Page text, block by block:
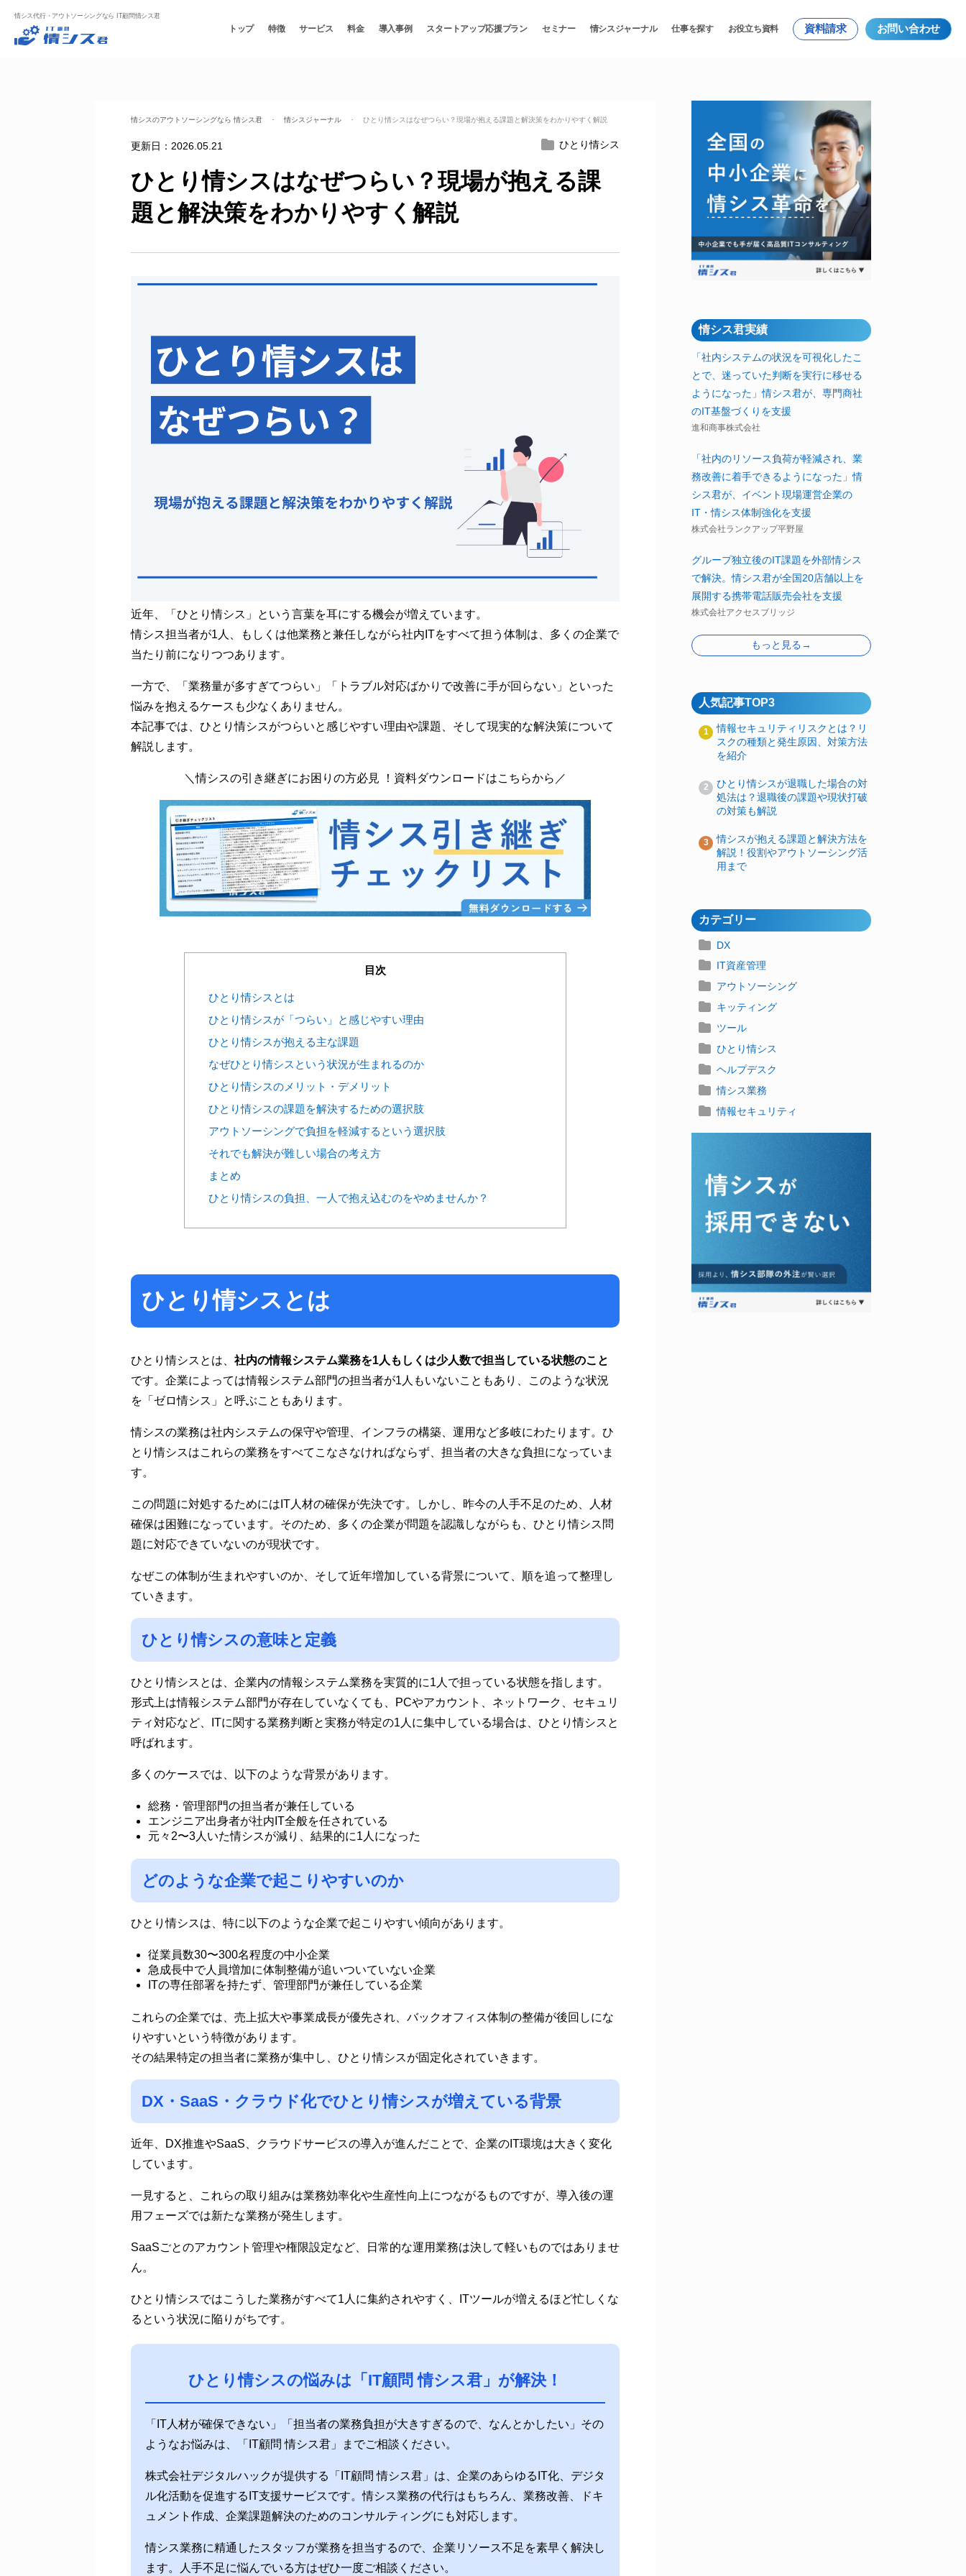
情シス代行・アウトソーシングなら IT顧問情シス君
トップ 特徴 サービス 料金 導入事例 スタートアップ応援プラン セミナー 情シスジャーナル 仕事を探す お役立ち資料 資料請求 お問い合わせ
情シスのアウトソーシングなら 情シス君 ・ 情シスジャーナル ・ ひとり情シスはなぜつらい？現場が抱える課題と解決策をわかりやすく解説
更新日： 2026.05.21 ひとり情シス
ひとり情シスはなぜつらい？現場が抱える課
題と解決策をわかりやすく解説
近年、「ひとり情シス」という言葉を耳にする機会が増えています。
情シス担当者が1人、もしくは他業務と兼任しながら社内ITをすべて担う体制は、多くの企業で
当たり前になりつつあります。
一方で、「業務量が多すぎてつらい」「トラブル対応ばかりで改善に手が回らない」といった
悩みを抱えるケースも少なくありません。
本記事では、ひとり情シスがつらいと感じやすい理由や課題、そして現実的な解決策について
解説します。
＼情シスの引き継ぎにお困りの方必見 ！資料ダウンロードはこちらから／
目次
ひとり情シスとは
ひとり情シスが「つらい」と感じやすい理由
ひとり情シスが抱える主な課題
なぜひとり情シスという状況が生まれるのか
ひとり情シスのメリット・デメリット
ひとり情シスの課題を解決するための選択肢
アウトソーシングで負担を軽減するという選択肢
それでも解決が難しい場合の考え方
まとめ
ひとり情シスの負担、一人で抱え込むのをやめませんか？
ひとり情シスとは
ひとり情シスとは、 社内の情報システム業務を1人もしくは少人数で担当している状態のこと
です。企業によっては情報システム部門の担当者が1人もいないこともあり、このような状況
を「ゼロ情シス」と呼ぶこともあります。
情シスの業務は社内システムの保守や管理、インフラの構築、運用など多岐にわたります。ひ
とり情シスはこれらの業務をすべてこなさなければならず、担当者の大きな負担になっていま
す。
この問題に対処するためにはIT人材の確保が先決です。しかし、昨今の人手不足のため、人材
確保は困難になっています。そのため、多くの企業が問題を認識しながらも、ひとり情シス問
題に対応できていないのが現状です。
なぜこの体制が生まれやすいのか、そして近年増加している背景について、順を追って整理し
ていきます。
ひとり情シスの意味と定義
ひとり情シスとは、企業内の情報システム業務を実質的に1人で担っている状態を指します。
形式上は情報システム部門が存在していなくても、PCやアカウント、ネットワーク、セキュリ
ティ対応など、ITに関する業務判断と実務が特定の1人に集中している場合は、ひとり情シスと
呼ばれます。
多くのケースでは、以下のような背景があります。
総務・管理部門の担当者が兼任している
エンジニア出身者が社内IT全般を任されている
元々2〜3人いた情シスが減り、結果的に1人になった
どのような企業で起こりやすいのか
ひとり情シスは、特に以下のような企業で起こりやすい傾向があります。
従業員数30〜300名程度の中小企業
急成長中で人員増加に体制整備が追いついていない企業
ITの専任部署を持たず、管理部門が兼任している企業
これらの企業では、売上拡大や事業成長が優先され、バックオフィス体制の整備が後回しにな
りやすいという特徴があります。
その結果特定の担当者に業務が集中し、ひとり情シスが固定化されていきます。
DX・SaaS・クラウド化でひとり情シスが増えている背景
近年、DX推進やSaaS、クラウドサービスの導入が進んだことで、企業のIT環境は大きく変化
しています。
一見すると、これらの取り組みは業務効率化や生産性向上につながるものですが、導入後の運
用フェーズでは新たな業務が発生します。
SaaSごとのアカウント管理や権限設定など、日常的な運用業務は決して軽いものではありませ
ん。
ひとり情シスではこうした業務がすべて1人に集約されやすく、ITツールが増えるほど忙しくな
るという状況に陥りがちです。
ひとり情シスの悩みは「IT顧問 情シス君」が解決！
「IT人材が確保できない」「担当者の業務負担が大きすぎるので、なんとかしたい」その
ようなお悩みは、「IT顧問 情シス君」までご相談ください。
株式会社デジタルハックが提供する「IT顧問 情シス君」は、企業のあらゆるIT化、デジタ
ル化活動を促進するIT支援サービスです。情シス業務の代行はもちろん、業務改善、ドキ
ュメント作成、企業課題解決のためのコンサルティングにも対応します。
情シス業務に精通したスタッフが業務を担当するので、企業リソース不足を素早く解決し
ます。人手不足に悩んでいる方はぜひ一度ご相談ください。
情シス君実績
「社内システムの状況を可視化したこ
とで、迷っていた判断を実行に移せる
ようになった」情シス君が、専門商社
のIT基盤づくりを支援
進和商事株式会社
「社内のリソース負荷が軽減され、業
務改善に着手できるようになった」情
シス君が、イベント現場運営企業の
IT・情シス体制強化を支援
株式会社ランクアップ平野屋
グループ独立後のIT課題を外部情シス
で解決。情シス君が全国20店舗以上を
展開する携帯電話販売会社を支援
株式会社アクセスブリッジ
もっと見る→
人気記事TOP3
情報セキュリティリスクとは？リ
スクの種類と発生原因、対策方法
を紹介
ひとり情シスが退職した場合の対
処法は？退職後の課題や現状打破
の対策も解説
情シスが抱える課題と解決方法を
解説！役割やアウトソーシング活
用まで
カテゴリー
DX
IT資産管理
アウトソーシング
キッティング
ツール
ひとり情シス
ヘルプデスク
情シス業務
情報セキュリティ